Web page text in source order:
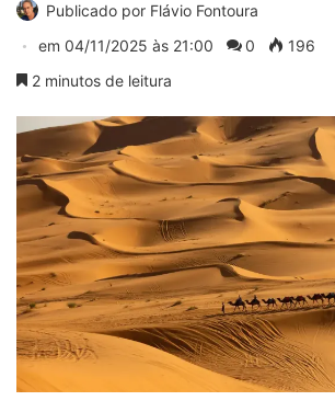
Publicado por Flávio Fontoura
em 04/11/2025 às 21:00 0
196
2 minutos de leitura